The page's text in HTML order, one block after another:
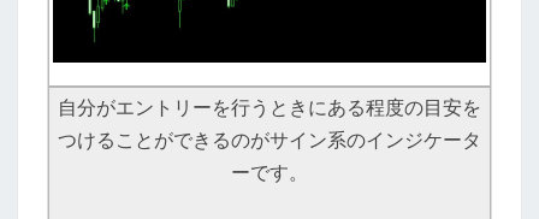
自分がエントリーを行うときにある程度の目安を
つけることができるのがサイン系のインジケータ
ーです。